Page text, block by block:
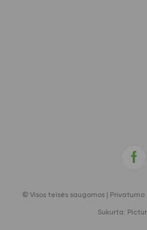
© Visos teisės saugomos | Privatumo
Sukurta: